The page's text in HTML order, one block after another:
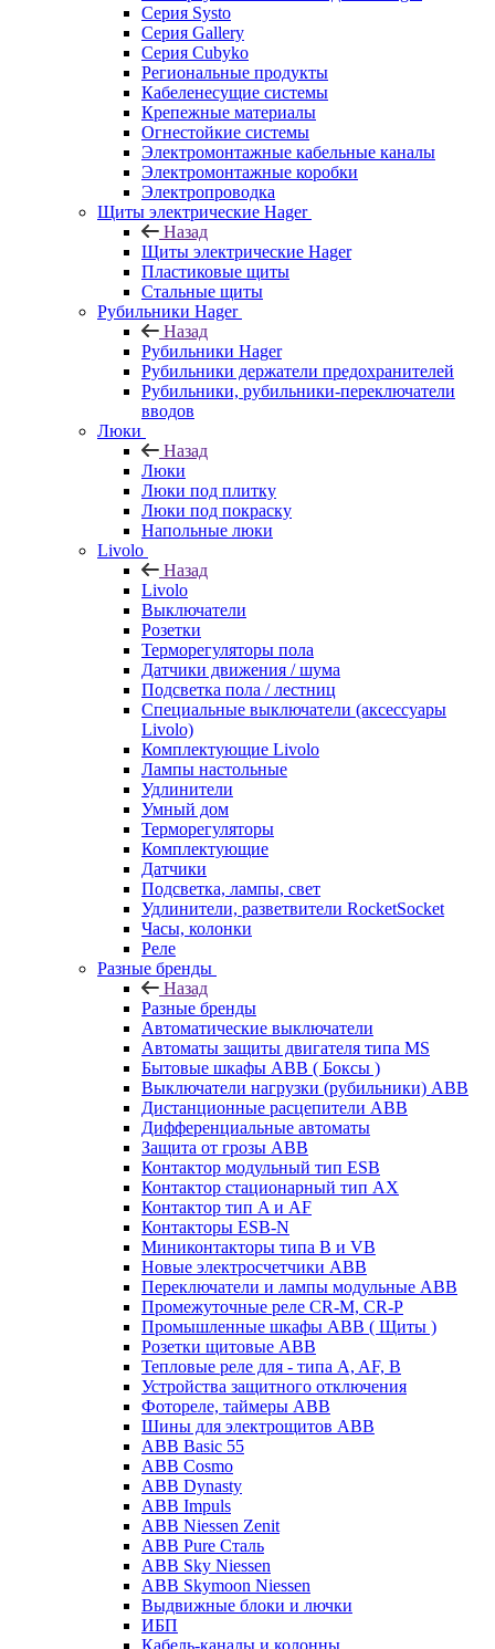
Серия Systo
Серия Gallery
Серия Cubyko
Региональные продукты
Кабеленесущие системы
Крепежные материалы
Огнестойкие системы
Электромонтажные кабельные каналы
Электромонтажные коробки
Электропроводка
Щиты электрические Hager
Назад
Щиты электрические Hager
Пластиковые щиты
Стальные щиты
Рубильники Hager
Назад
Рубильники Hager
Рубильники держатели предохранителей
Рубильники, рубильники-переключатели
вводов
Люки
Назад
Люки
Люки под плитку
Люки под покраску
Напольные люки
Livolo
Назад
Livolo
Выключатели
Розетки
Терморегуляторы пола
Датчики движения / шума
Подсветка пола / лестниц
Специальные выключатели (аксессуары
Livolo)
Комплектующие Livolo
Лампы настольные
Удлинители
Умный дом
Терморегуляторы
Комплектующие
Датчики
Подсветка, лампы, свет
Удлинители, разветвители RocketSocket
Часы, колонки
Реле
Разные бренды
Назад
Разные бренды
Автоматические выключатели
Автоматы защиты двигателя типа MS
Бытовые шкафы ABB ( Боксы )
Выключатели нагрузки (рубильники) ABB
Дистанционные расцепители ABB
Дифференциальные автоматы
Защита от грозы ABB
Контактор модульный тип ESB
Контактор стационарный тип AX
Контактор тип A и AF
Контакторы ESB-N
Миниконтакторы типа B и VB
Новые электросчетчики ABB
Переключатели и лампы модульные ABB
Промежуточные реле CR-M, CR-P
Промышленные шкафы ABB ( Щиты )
Розетки щитовые ABB
Тепловые реле для - типа A, AF, B
Устройства защитного отключения
Фотореле, таймеры ABB
Шины для электрощитов АВВ
ABB Basic 55
ABB Cosmo
ABB Dynasty
ABB Impuls
ABB Niessen Zenit
ABB Pure Сталь
ABB Sky Niessen
ABB Skymoon Niessen
Выдвижные блоки и лючки
ИБП
Кабель-каналы и колонны